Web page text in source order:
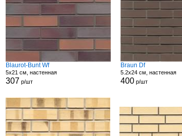
Blaurot-Bunt Wf
5x21 см, настенная
307 р/шт
Braun Df
5.2x24 см, настенная
400р/шт